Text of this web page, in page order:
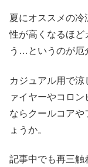
夏にオススメの
性が高くなるほど
う…というのが厄
カジュアル用で
ァイヤーやコロ
ならクールコアや
ょうか。
記事中でも再三触